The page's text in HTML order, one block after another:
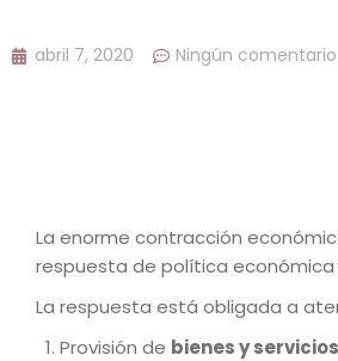
abril 7, 2020 Ningún comentario
La enorme contracción
respuesta de política
La respuesta está obligada a
Provisión de bienes y servicios